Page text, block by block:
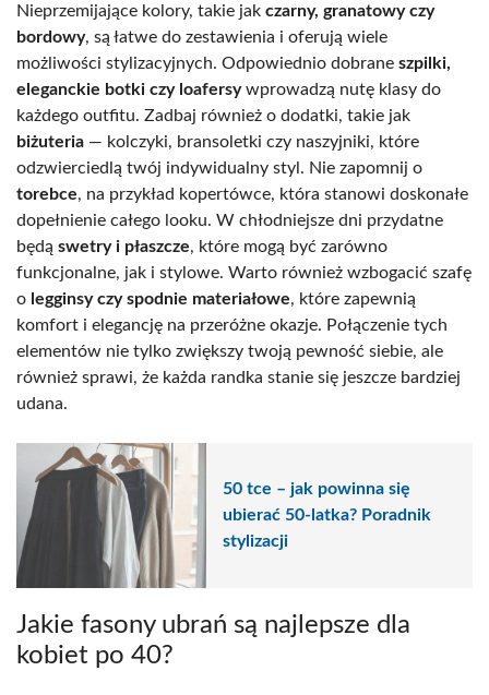
Nieprzemijające kolory, takie jak czarny, granatowy czy
bordowy, są łatwe do zestawienia i oferują wiele
możliwości stylizacyjnych. Odpowiednio dobrane szpilki,
eleganckie botki czy loafersywprowadzą nutę klasy do
każdego outfitu. Zadbaj również o dodatki, takie jak
biżuteria — kolczyki, bransoletki czy naszyjniki, które
odzwierciedlą twój indywidualny styl. Nie zapomnij o
torebce, na przykład kopertówce, która stanowi doskonałe
dopełnienie całego looku. W chłodniejsze dni przydatne
będą swetry i płaszcze, które mogą być zarówno
funkcjonalne, jak i stylowe. Warto również wzbogacić szafę
o legginsy czy spodnie materiałowe, które zapewnią
komfort i elegancję na przeróżne okazje. Połączenie tych
elementów nie tylko zwiększy twoją pewność siebie, ale
również sprawi, że każda randka stanie się jeszcze bardziej
udana.
50 tce – jak powinna się
ubierać 50-latka? Poradnik
stylizacji
Jakie fasony ubrań są najlepsze dla
kobiet po 40?